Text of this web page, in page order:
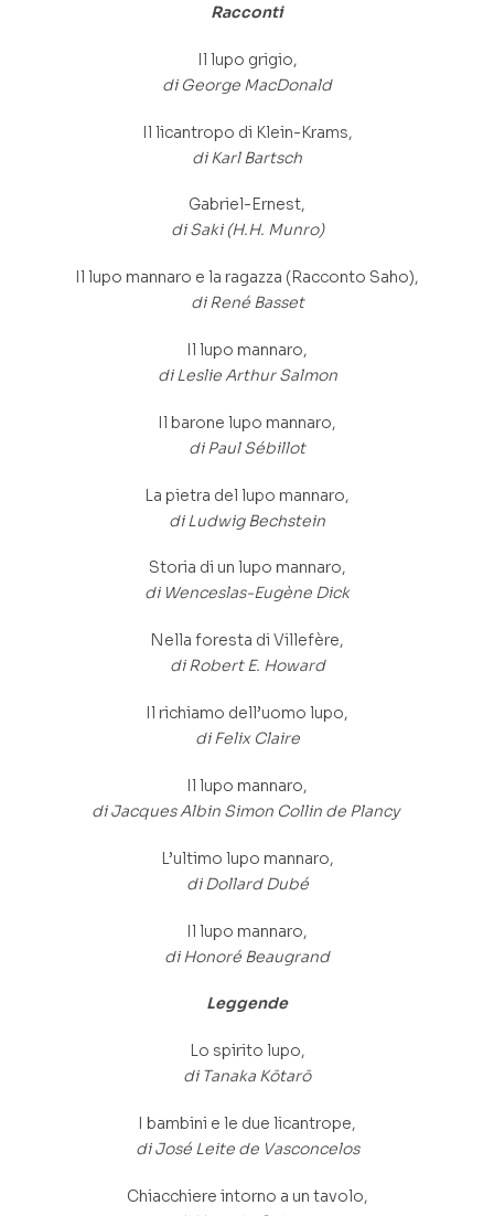
Racconti
Il lupo grigio,
di George MacDonald
Il licantropo di Klein-Krams,
di Karl Bartsch
Gabriel-Ernest,
di Saki (H.H. Munro)
Il lupo mannaro e la ragazza (Racconto Saho),
di René Basset
Il lupo mannaro,
di Leslie Arthur Salmon
Il barone lupo mannaro,
di Paul Sébillot
La pietra del lupo mannaro,
di Ludwig Bechstein
Storia di un lupo mannaro,
di Wenceslas-Eugène Dick
Nella foresta di Villefère,
di Robert E. Howard
Il richiamo dell’uomo lupo,
di Felix Claire
Il lupo mannaro,
di Jacques Albin Simon Collin de Plancy
L’ultimo lupo mannaro,
di Dollard Dubé
Il lupo mannaro,
di Honoré Beaugrand
Leggende
Lo spirito lupo,
di Tanaka Kōtarō
I bambini e le due licantrope,
di José Leite de Vasconcelos
Chiacchiere intorno a un tavolo,